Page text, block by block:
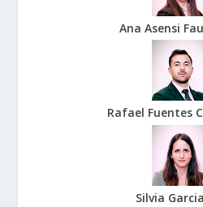
Ana Asensi
Rafael Fuentes
Silvia Garcia